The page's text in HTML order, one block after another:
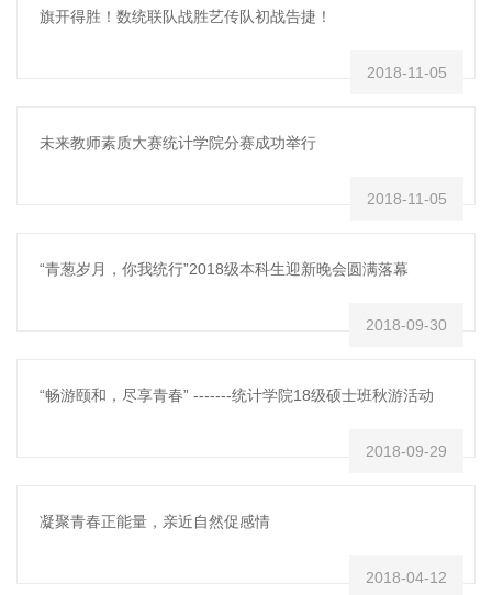
旗开得胜！数统联队战胜艺传队初战告捷！
2018-11-05
​未来教师素质大赛统计学院分赛成功举行
2018-11-05
“青葱岁月，你我统行”2018级本科生迎新晚会圆满落幕
2018-09-30
“畅游颐和，尽享青春” -------统计学院18级硕士班秋游活动
2018-09-29
凝聚青春正能量，亲近自然促感情
2018-04-12